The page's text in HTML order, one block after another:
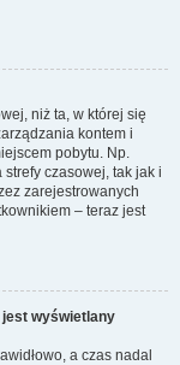
niż ta, w której się
kontem i
pobytu. Np.
czasowej, tak jak i
zarejestrowanych
– teraz jest
jest wyświetlany
a czas nadal